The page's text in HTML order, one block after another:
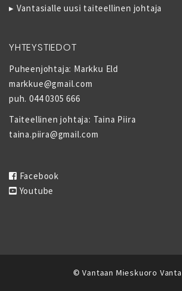
Vantasialle uusi taiteellinen johtaja
YHTEYSTIEDOT
Puheenjohtaja: Markku Eld
markkue@gmail.com
puh. 044 0305 666
Taiteellinen johtaja: Taina Piira
taina.piira@gmail.com
Facebook
Youtube
© Vantaan Mieskuoro